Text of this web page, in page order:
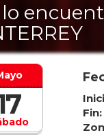
lo
Fin: